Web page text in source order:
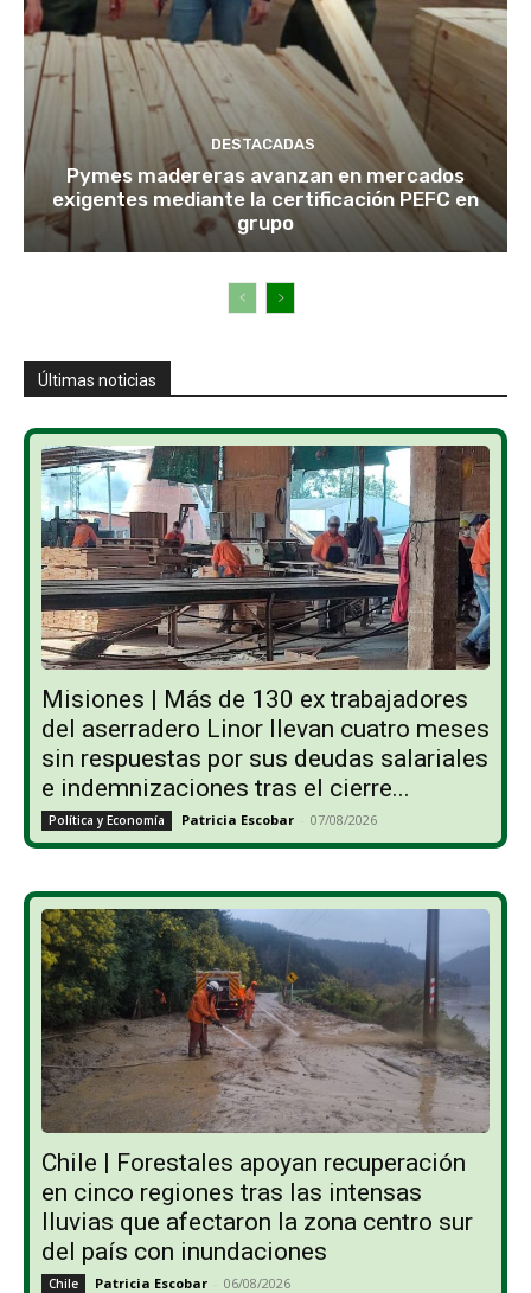
DESTACADAS
Pymes madereras avanzan en mercados
exigentes mediante la certificación PEFC en
grupo
Últimas noticias
Misiones | Más de 130 ex trabajadores
del aserradero Linor llevan cuatro meses
sin respuestas por sus deudas salariales
e indemnizaciones tras el cierre...
Política y Economía Patricia Escobar - 07/08/2026
Chile | Forestales apoyan recuperación
en cinco regiones tras las intensas
lluvias que afectaron la zona centro sur
del país con inundaciones
Chile Patricia Escobar - 06/08/2026